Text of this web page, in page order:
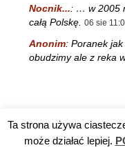
Nocnik...: … w 2005
całą Polskę. 06 sie
Anonim: Poranek
obudzimy ale z reka
Reklama TV DĘBA
Ta strona używa
może działać lepiej.